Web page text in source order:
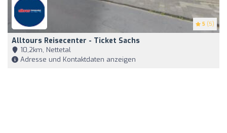
5 (5)
Alltours Reisecenter - Ticket Sachs
10,2km, Nettetal
Adresse und Kontaktdaten anzeigen